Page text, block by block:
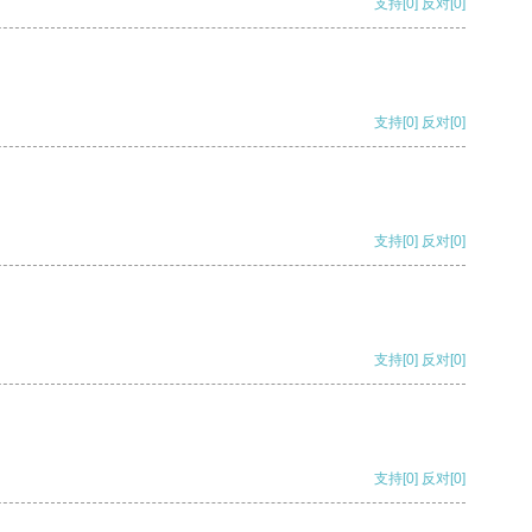
支持 [0] 反对 [0]
支持[0] 反对[0]
支持[0] 反对[0]
支持[0] 反对[0]
支持[0] 反对[0]